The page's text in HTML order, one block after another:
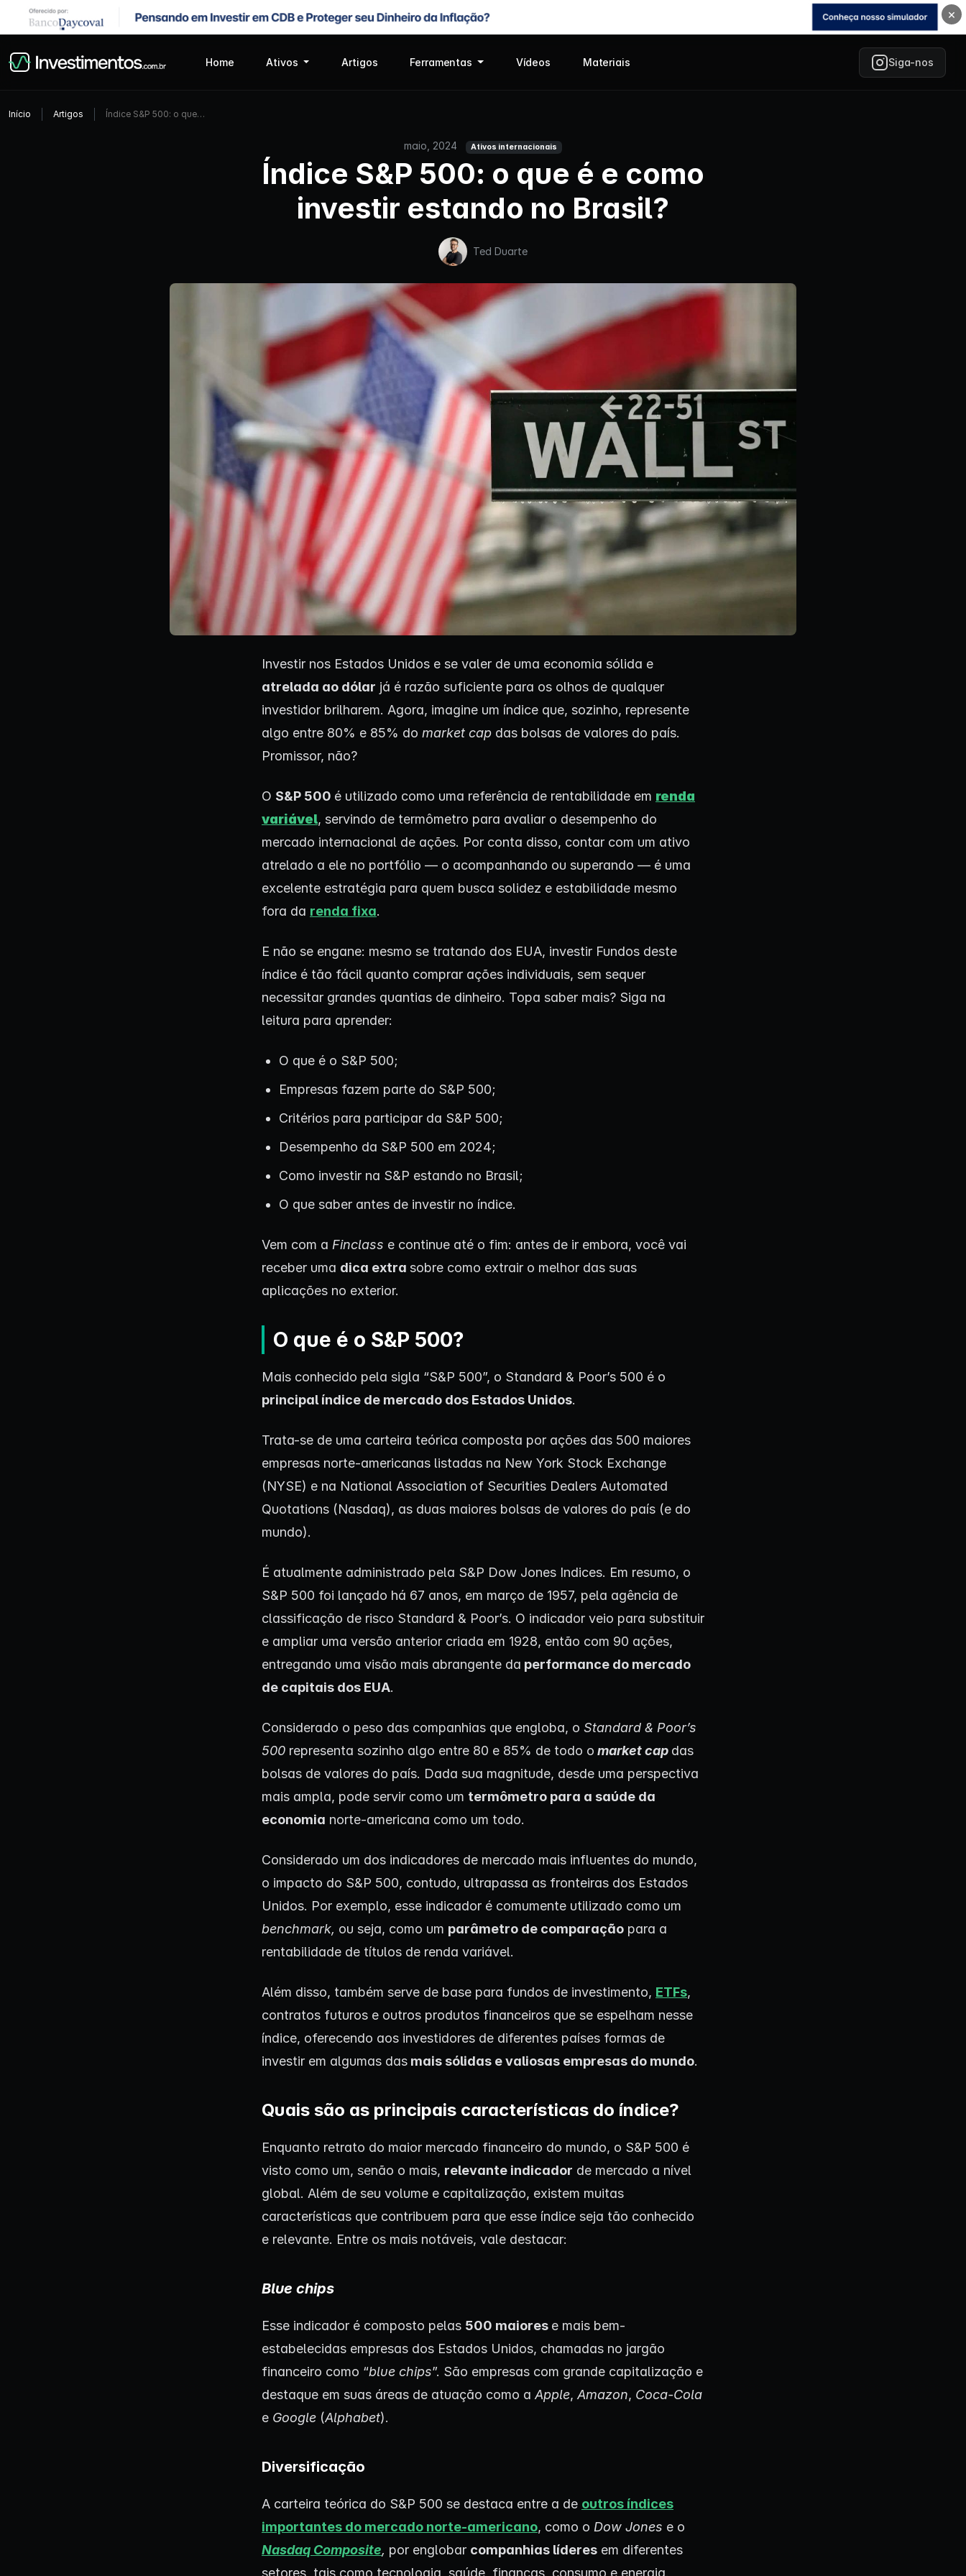
×
Home Ativos Artigos Ferramentas Vídeos Materiais Siga-nos
Início Artigos Índice S&P 500: o que…
maio, 2024 Ativos internacionais
Índice S&P 500: o que é e como
investir estando no Brasil?
Ted Duarte
Investir nos Estados Unidos e se valer de uma economia sólida e
atrelada ao dólar já é razão suficiente para os olhos de qualquer
investidor brilharem. Agora, imagine um índice que, sozinho, represente
algo entre 80% e 85% do market cap das bolsas de valores do país.
Promissor, não?
O S&P 500 é utilizado como uma referência de rentabilidade em renda
variável, servindo de termômetro para avaliar o desempenho do
mercado internacional de ações. Por conta disso, contar com um ativo
atrelado a ele no portfólio — o acompanhando ou superando — é uma
excelente estratégia para quem busca solidez e estabilidade mesmo
fora da renda fixa.
E não se engane: mesmo se tratando dos EUA, investir Fundos deste
índice é tão fácil quanto comprar ações individuais, sem sequer
necessitar grandes quantias de dinheiro. Topa saber mais? Siga na
leitura para aprender:
O que é o S&P 500;
Empresas fazem parte do S&P 500;
Critérios para participar da S&P 500;
Desempenho da S&P 500 em 2024;
Como investir na S&P estando no Brasil;
O que saber antes de investir no índice.
Vem com a Finclass e continue até o fim: antes de ir embora, você vai
receber uma dica extra sobre como extrair o melhor das suas
aplicações no exterior.
O que é o S&P 500?
Mais conhecido pela sigla “S&P 500”, o Standard & Poor’s 500 é o
principal índice de mercado dos Estados Unidos.
Trata-se de uma carteira teórica composta por ações das 500 maiores
empresas norte-americanas listadas na New York Stock Exchange
(NYSE) e na National Association of Securities Dealers Automated
Quotations (Nasdaq), as duas maiores bolsas de valores do país (e do
mundo).
É atualmente administrado pela S&P Dow Jones Indices. Em resumo, o
S&P 500 foi lançado há 67 anos, em março de 1957, pela agência de
classificação de risco Standard & Poor’s. O indicador veio para substituir
e ampliar uma versão anterior criada em 1928, então com 90 ações,
entregando uma visão mais abrangente da performance do mercado
de capitais dos EUA.
Considerado o peso das companhias que engloba, o Standard & Poor’s
500 representa sozinho algo entre 80 e 85% de todo o market cap das
bolsas de valores do país. Dada sua magnitude, desde uma perspectiva
mais ampla, pode servir como um termômetro para a saúde da
economia norte-americana como um todo.
Considerado um dos indicadores de mercado mais influentes do mundo,
o impacto do S&P 500, contudo, ultrapassa as fronteiras dos Estados
Unidos. Por exemplo, esse indicador é comumente utilizado como um
benchmark, ou seja, como um parâmetro de comparação para a
rentabilidade de títulos de renda variável.
Além disso, também serve de base para fundos de investimento, ETFs,
contratos futuros e outros produtos financeiros que se espelham nesse
índice, oferecendo aos investidores de diferentes países formas de
investir em algumas das mais sólidas e valiosas empresas do mundo.
Quais são as principais características do índice?
Enquanto retrato do maior mercado financeiro do mundo, o S&P 500 é
visto como um, senão o mais, relevante indicador de mercado a nível
global. Além de seu volume e capitalização, existem muitas
características que contribuem para que esse índice seja tão conhecido
e relevante. Entre os mais notáveis, vale destacar:
Blue chips
Esse indicador é composto pelas 500 maiores e mais bem-
estabelecidas empresas dos Estados Unidos, chamadas no jargão
financeiro como “blue chips”. São empresas com grande capitalização e
destaque em suas áreas de atuação como a Apple, Amazon, Coca-Cola
e Google (Alphabet).
Diversificação
A carteira teórica do S&P 500 se destaca entre a de outros índices
importantes do mercado norte-americano, como o Dow Jones e o
Nasdaq Composite, por englobar companhias líderes em diferentes
setores, tais como tecnologia, saúde, finanças, consumo e energia.